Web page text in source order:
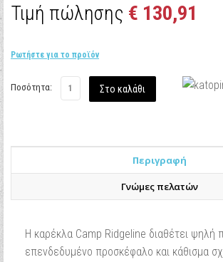
Τιμή πώλησης € 130,91
Ρωτήστε για το προϊόν
Ποσότητα:
Περιγραφή
Γνώμες πελατών
Η καρέκλα Camp Ridgeline διαθέτει ψηλή
επενδεδυμένο προσκέφαλο και κάθισμα